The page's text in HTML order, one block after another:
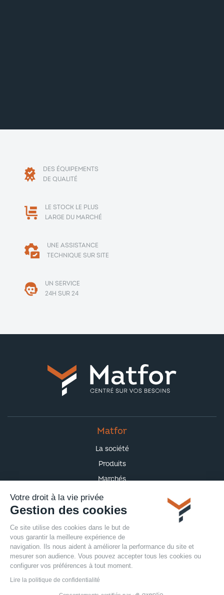
DES ÉQUIPEMENTS
DE QUALITÉ
LE STOCK LE PLUS
LARGE DU MARCHÉ
UNE ASSISTANCE
TECHNIQUE SUR SITE
UN SERVICE
24H SUR 24
Matfor
La société
Produits
Marchés
Actualités
Contact
2026
Matfor. Tous droits réservés
Votre droit à la vie privée
Gestion des cookies
Ce site utilise des cookies dans le but de
vous garantir la meilleure expérience de
navigation. Ils nous aident à améliorer la performance du site et
mesurer son audience. Vous pouvez accepter tous les cookies ou
configurer vos préférences à tout moment.
Lire la politique de confidentialité